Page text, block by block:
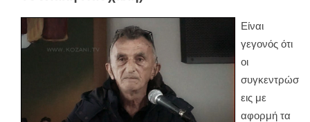
Είναι
γεγονός ότι
οι
συγκεντρώσ
εις με
αφορμή τα